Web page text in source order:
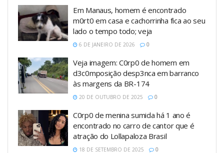
Em Manaus, homem é encontrado
m0rt0 em casa e cachorrinha fica ao seu
lado o tempo todo; veja
6 DE JANEIRO DE 2026 0
Veja imagem: C0rp0 de homem em
d3c0mposição desp3nca em barranco
às margens da BR-174
20 DE OUTUBRO DE 2025 0
C0rp0 de menina sumida há 1 ano é
encontrado no carro de cantor que é
atração do Lollapaloza Brasil
18 DE SETEMBRO DE 2025 0